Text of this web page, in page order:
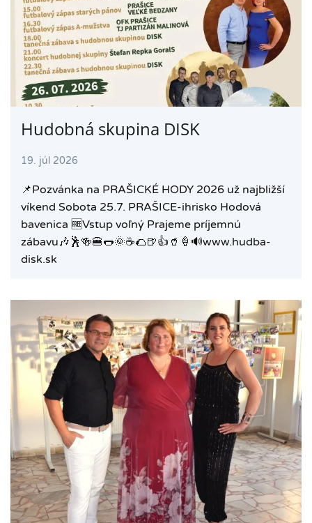
Hudobná skupina DISK
19. júl 2026
📌Pozvánka na PRAŠICKÉ HODY 2026 už najbližší
víkend Sobota 25.7. PRAŠICE-ihrisko Hodová
bavenica 🆓️Vstup voľný Prajeme príjemnú
zábavu🎶🕺🍻🍔🌭🌞☕️🌮🍺👍🥤🍦🔊www.hudba-
disk.sk